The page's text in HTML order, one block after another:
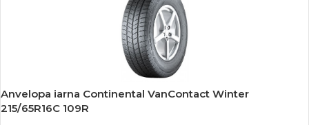
-15%
Anvelopa iarna Continental VanContact Winter
215/65R16C 109R